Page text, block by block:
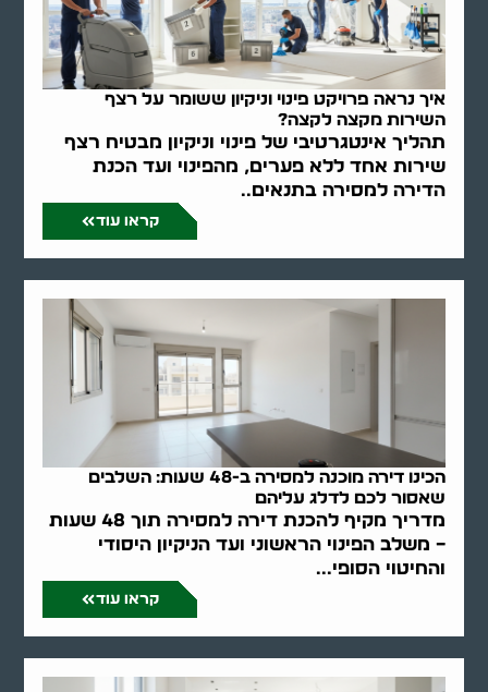
איך נראה פרויקט פינוי וניקיון ששומר על רצף
השירות מקצה לקצה?
תהליך אינטגרטיבי של פינוי וניקיון מבטיח רצף
שירות אחד ללא פערים, מהפינוי ועד הכנת
הדירה למסירה בתנאים..
קראו עוד
הכינו דירה מוכנה למסירה ב-48 שעות: השלבים
שאסור לכם לדלג עליהם
מדריך מקיף להכנת דירה למסירה תוך 48 שעות
– משלב הפינוי הראשוני ועד הניקיון היסודי
והחיטוי הסופי...
קראו עוד